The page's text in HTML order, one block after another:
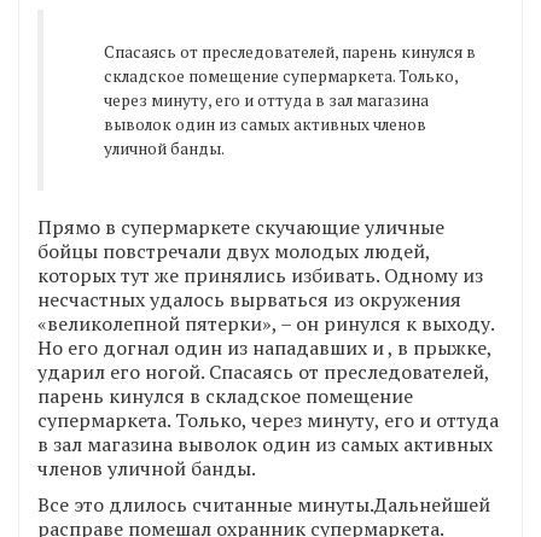
Спасаясь от преследователей, парень кинулся в
складское помещение супермаркета. Только,
через минуту, его и оттуда в зал магазина
выволок один из самых активных членов
уличной банды.
Прямо в супермаркете скучающие уличные
бойцы повстречали двух молодых людей,
которых тут же принялись избивать. Одному из
несчастных удалось вырваться из окружения
«великолепной пятерки», – он ринулся к выходу.
Но его догнал один из нападавших и , в прыжке,
ударил его ногой. Спасаясь от преследователей,
парень кинулся в складское помещение
супермаркета. Только, через минуту, его и оттуда
в зал магазина выволок один из самых активных
членов уличной банды.
Все это длилось считанные минуты.Дальнейшей
расправе помешал охранник супермаркета.